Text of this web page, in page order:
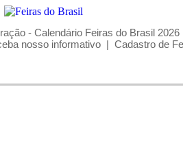
- Calendário Feiras do Brasil 2026
nosso informativo | Cadastro de